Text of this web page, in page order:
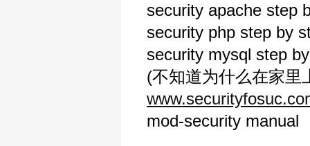
security apache step
security php step by
security mysql step
(不知道为什么在家里
mod-security manual